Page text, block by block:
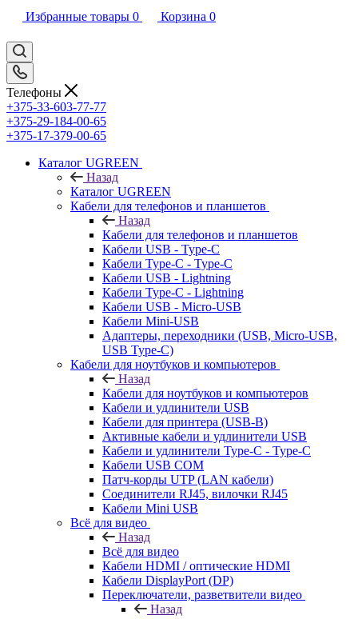
Избранные товары 0 Корзина 0
Телефоны
+375-33-603-77-77
+375-29-184-00-65
+375-17-379-00-65
Каталог UGREEN
Назад
Каталог UGREEN
Кабели для телефонов и планшетов
Назад
Кабели для телефонов и планшетов
Кабели USB - Type-C
Кабели Type-C - Type-C
Кабели USB - Lightning
Кабели Type-C - Lightning
Кабели USB - Micro-USB
Кабели Mini-USB
Адаптеры, переходники (USB, Micro-USB,
USB Type-C)
Кабели для ноутбуков и компьютеров
Назад
Кабели для ноутбуков и компьютеров
Кабели и удлинители USB
Кабели для принтера (USB-B)
Активные кабели и удлинители USB
Кабели и удлинители Type-C - Type-C
Кабели USB COM
Патч-корды UTP (LAN кабели)
Соединители RJ45, вилочки RJ45
Кабели Mini USB
Всё для видео
Назад
Всё для видео
Кабели HDMI / оптические HDMI
Кабели DisplayPort (DP)
Переключатели, разветвители видео
Назад